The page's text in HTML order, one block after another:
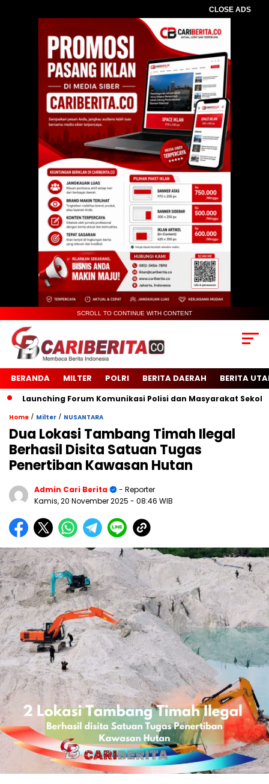
CLOSE ADS
SCROLL TO CONTINUE WITH CONTENT
BERANDA MILTER POLRI BERITA DAERAH BERITA
Forum Komunikasi Polisi dan Masyarakat Sekolah
Home / Milter / NUSANTARA
Dua Lokasi Tambang Timah Ilegal
Berhasil Disita Satuan Tugas
Penertiban Kawasan Hutan
Admin Cari Berita
- Reporter
Kamis, 20 November 2025 - 08:46 WIB